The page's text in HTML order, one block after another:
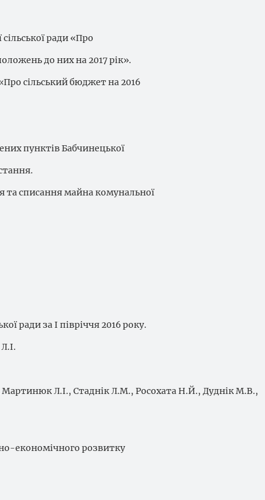
ради «Про
до них на 2017 рік».
сільський бюджет на 2016
пунктів Бабчинецької
та списання майна комунальної
ради за І півріччя 2016 року.
Л.І., Стаднік Л.М., Росохата Н.Й., Дуднік М.В.,
економічного розвитку